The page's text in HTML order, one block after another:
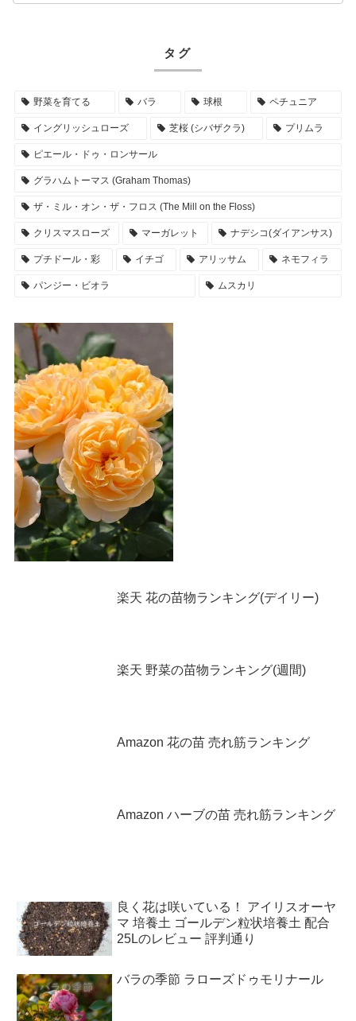
タグ
野菜を育てる バラ 球根 ペチュニア
イングリッシュローズ 芝桜 (シバザクラ) プリムラ
ピエール・ドゥ・ロンサール
グラハムトーマス (Graham Thomas)
ザ・ミル・オン・ザ・フロス (The Mill on the Floss)
クリスマスローズ マーガレット ナデシコ(ダイアンサス)
プチドール・彩 イチゴ アリッサム ネモフィラ
パンジー・ビオラ ムスカリ
楽天 花の苗物ランキング(デイリー)
楽天 野菜の苗物ランキング(週間)
Amazon 花の苗 売れ筋ランキング
Amazon ハーブの苗 売れ筋ランキング
良く花は咲いている！ アイリスオーヤ
マ 培養土 ゴールデン粒状培養土 配合
25Lのレビュー 評判通り
バラの季節 ラローズドゥモリナール